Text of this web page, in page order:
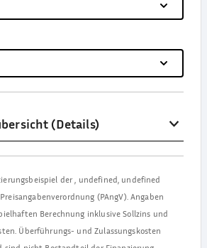
(Details)
der, undefined, undefined
(PAngV). Angaben
Berechnung inklusive Sollzins und
Überführungs- und Zulassungskosten